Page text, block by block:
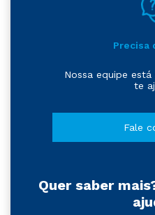
Precisa
Nossa equipe
te
Fale
Quer saber